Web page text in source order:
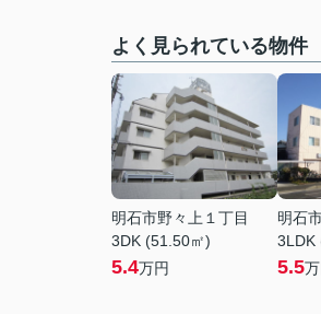
よく見られている物件
明石市野々上１丁目
3DK (51.50㎡)
5.4万円
明石
3LDK
5.5